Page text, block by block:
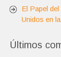
El Papel
Unidos en
Últimos